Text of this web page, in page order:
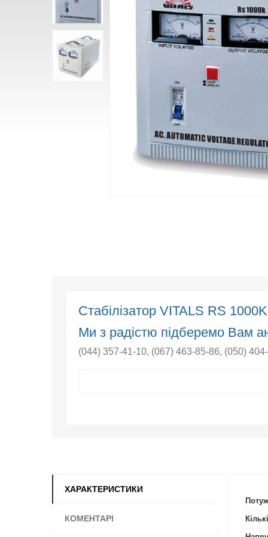
Стабілізатор VITALS RS
Ми з радістю підберемо Вам
(044) 357-41-10, (067) 463-85-86, (050)
ХАРАКТЕРИСТИКИ
КОМЕНТАРІ